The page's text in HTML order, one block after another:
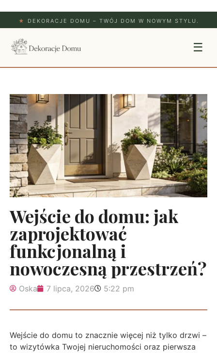
★ DEKORACJE DOMU – TWÓJ DOM W NOWYM STYLU.
☰
Wejście do domu: jak
zaprojektować
funkcjonalną i
nowoczesną przestrzeń?
Oska 7 lipca, 2026 5:22 pm
Wejście do domu to znacznie więcej niż tylko drzwi –
to wizytówka Twojej nieruchomości oraz pierwsza